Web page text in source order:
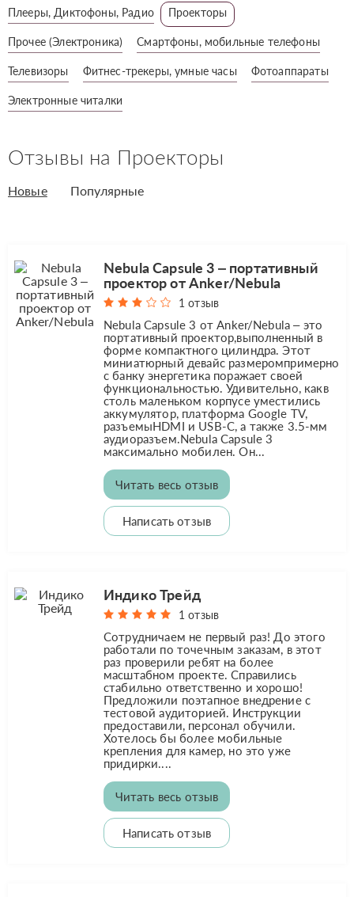
Плееры, Диктофоны, Радио Проекторы
Прочее (Электроника) Смартфоны, мобильные телефоны
Телевизоры Фитнес-трекеры, умные часы Фотоаппараты
Электронные читалки
Отзывы на Проекторы
Новые Популярные
Nebula Capsule 3 ‒ портативный
проектор от Anker/Nebula
1 отзыв
Nebula Capsule 3 от Anker/Nebula – это
портативный проектор,выполненный в
форме компактного цилиндра. Этот
миниатюрный девайс размеромпримерно
с банку энергетика поражает своей
функциональностью. Удивительно, какв
столь маленьком корпусе уместились
аккумулятор, платформа Google TV,
разъемыHDMI и USB-C, а также 3.5-мм
аудиоразъем.Nebula Capsule 3
максимально мобилен. Он...
Читать весь отзыв
Написать отзыв
Индико Трейд
1 отзыв
Сотрудничаем не первый раз! До этого
работали по точечным заказам, в этот
раз проверили ребят на более
масштабном проекте. Справились
стабильно ответственно и хорошо!
Предложили поэтапное внедрение с
тестовой аудиторией. Инструкции
предоставили, персонал обучили.
Хотелось бы более мобильные
крепления для камер, но это уже
придирки....
Читать весь отзыв
Написать отзыв